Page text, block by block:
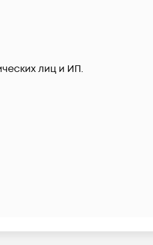
лиц и ИП.